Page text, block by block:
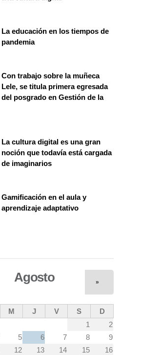
La educación en los tiempos de
pandemia
Con trabajo sobre la muñeca
Lele, se titula primera egresada
del posgrado en Gestión de la
La cultura digital es una gran
noción que todavía está cargada
de imaginarios
Gamificación en el aula y
aprendizaje adaptativo
Agosto »
M J V S
D
1
2
5 6 7 8
9
12 13 14 15
16